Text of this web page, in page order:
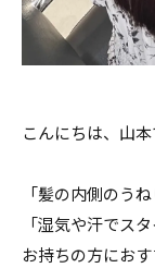
こんにちは、山
「髪の内側のう
「湿気や汗でス
お持ちの方にお